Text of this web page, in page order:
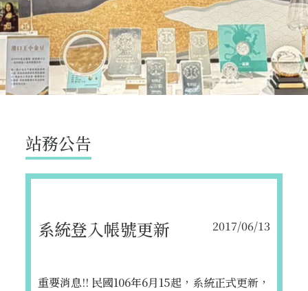
站務公告
系統登入帳號更新 2017/06/13
重要消息!! 民國106年6月15起，系統正式更新，